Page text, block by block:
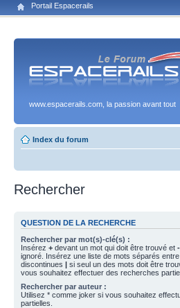
Portail Espacerails
www.espacerails.com, la passion avant tout
Index du forum
Rechercher
QUESTION DE LA RECHERCHE
Rechercher par mot(s)-clé(s) :
Insérez + devant un mot qui doit être trouvé et -
ignoré. Insérez une liste de mots séparés
discontinues | si seul un des mots doit être
vous souhaitez effectuer des recherches
Rechercher par auteur :
Utilisez * comme joker si vous souhaitez
partielles.